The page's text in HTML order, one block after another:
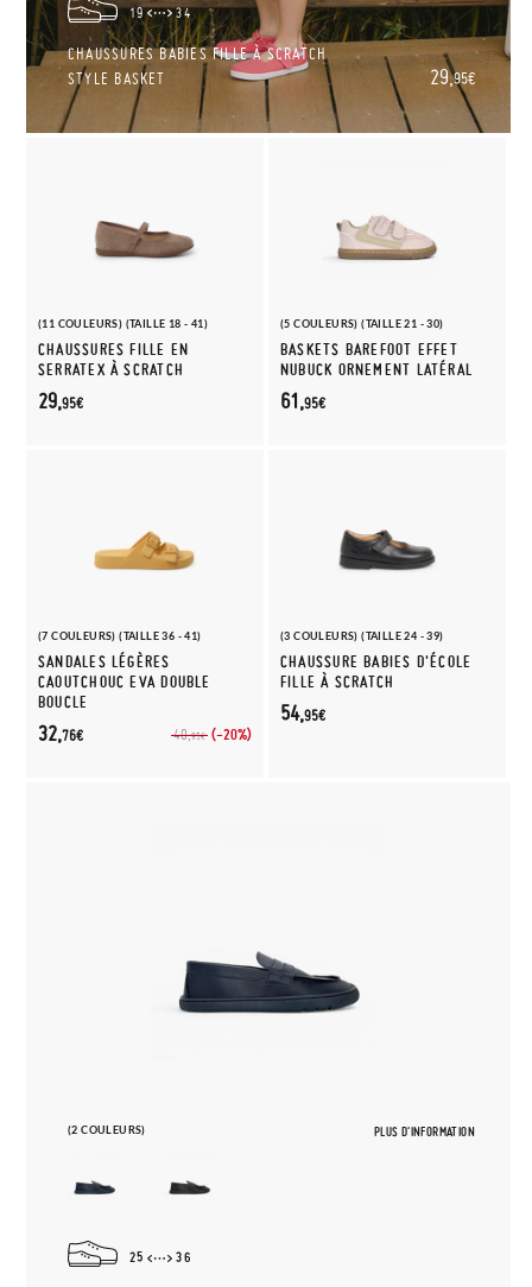
19 34
CHAUSSURES BABIES FILLE À SCRATCH
STYLE BASKET
29,95€
(11 COULEURS) (TAILLE 18 - 41)
CHAUSSURES FILLE EN
SERRATEX À SCRATCH
29,95€
(5 COULEURS) (TAILLE 21 - 30)
BASKETS BAREFOOT EFFET
NUBUCK ORNEMENT LATÉRAL
61,95€
(7 COULEURS) (TAILLE 36 - 41)
SANDALES LÉGÈRES
CAOUTCHOUC EVA DOUBLE
BOUCLE
40,95€ (-20%)
32,76€
(3 COULEURS) (TAILLE 24 - 39)
CHAUSSURE BABIES D'ÉCOLE
FILLE À SCRATCH
54,95€
(2 COULEURS) PLUS D'INFORMATION
25 36